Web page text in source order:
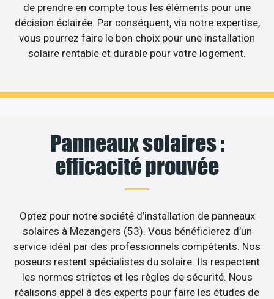
de prendre en compte tous les éléments pour une
décision éclairée. Par conséquent, via notre expertise,
vous pourrez faire le bon choix pour une installation
solaire rentable et durable pour votre logement.
Panneaux solaires :
efficacité prouvée
Optez pour notre société d’installation de panneaux
solaires à Mezangers (53). Vous bénéficierez d’un
service idéal par des professionnels compétents. Nos
poseurs restent spécialistes du solaire. Ils respectent
les normes strictes et les règles de sécurité. Nous
réalisons appel à des experts pour faire les études de